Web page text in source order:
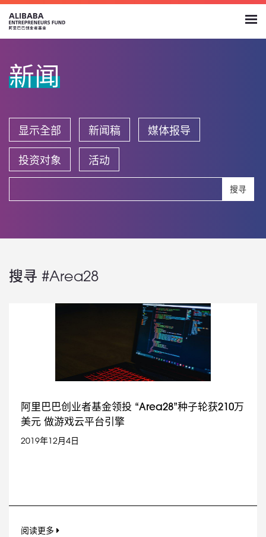
新闻
显示全部 新闻稿 媒体报导
投资对象 活动
搜寻
搜寻 #Area28
阿里巴巴创业者基金领投 “Area28”种子轮获210万
美元 做游戏云平台引擎
2019年12月4日
阅读更多